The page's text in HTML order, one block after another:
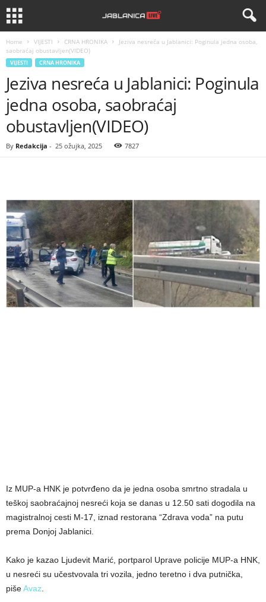
Home VIJESTI CRNA HRONIKA
Jeziva nesreća u Jablanici: Poginula jedna osoba,
saobraćaj obustavljen(VIDEO)
VIJESTI CRNA HRONIKA
Jeziva nesreća u Jablanici: Poginula
jedna osoba, saobraćaj
obustavljen(VIDEO)
By Redakcija - 25 ožujka, 2025 7827
Iz MUP-a HNK je potvrđeno da je jedna osoba smrtno stradala u
teškoj saobraćajnoj nesreći koja se danas u 12.50 sati dogodila na
magistralnoj cesti M-17, iznad restorana “Zdrava voda” na putu
prema Donjoj Jablanici.
Kako je kazao Ljudevit Marić, portparol Uprave policije MUP-a HNK,
u nesreći su učestvovala tri vozila, jedno teretno i dva putnička,
pišeAvaz